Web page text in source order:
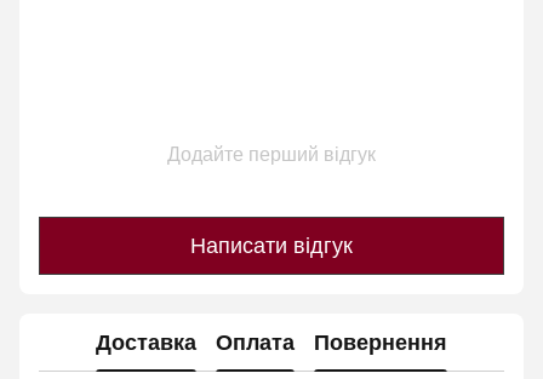
Додайте перший відгук
Написати відгук
Доставка Оплата Повернення